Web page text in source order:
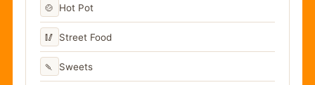
🍲 Hot Pot
🥢 Street Food
🍡 Sweets